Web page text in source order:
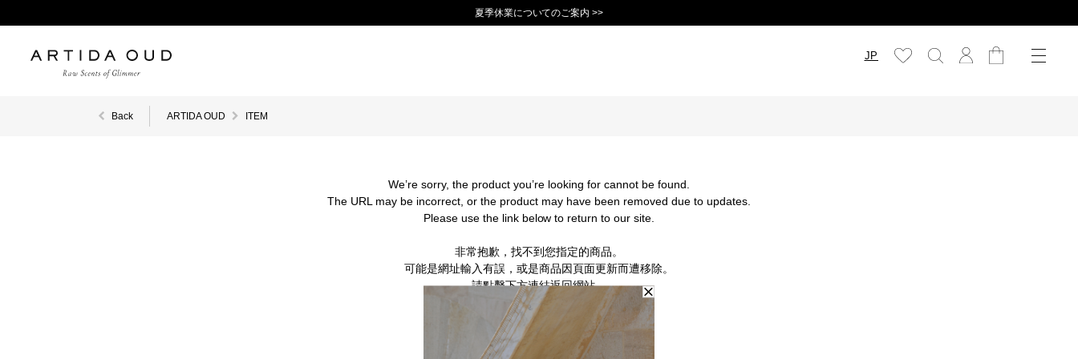
夏季休業についてのご案内 >>
JP
Back ARTIDA OUD ITEM
We’re sorry, the product you’re looking for cannot be found.
The URL may be incorrect, or the product may have been removed due to updates.
Please use the link below to return to our site.
非常抱歉，找不到您指定的商品。
可能是網址輸入有誤，或是商品因頁面更新而遭移除。
請點擊下方連結返回網站。
BACK TO TOP